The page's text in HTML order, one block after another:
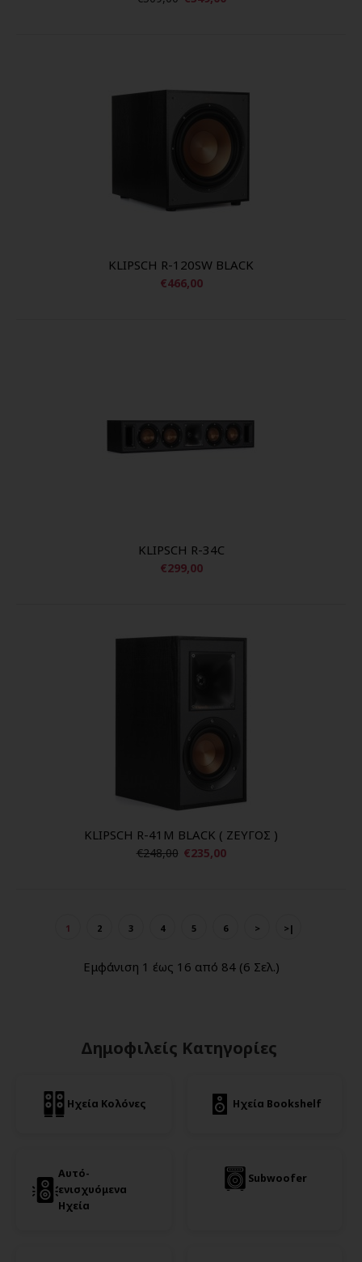
KLIPSCH R-120SW BLACK
€466,00
KLIPSCH R-34C
€299,00
KLIPSCH R-41M BLACK ( ΖΕΥΓΟΣ )
€248,00 €235,00
1 2 3 4 5 6 > >|
Εμφάνιση 1 έως 16 από 84 (6 Σελ.)
Δημοφιλείς Κατηγορίες
Ηχεία Κολόνες Ηχεία Bookshelf
Αυτό-
ενισχυόμενα
Ηχεία
Subwoofer